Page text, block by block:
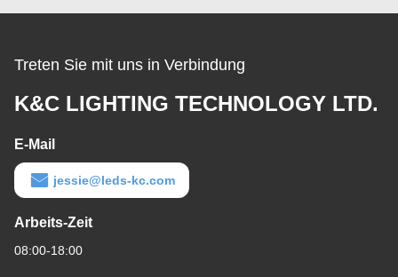
Treten Sie mit uns in Verbindung
K&C LIGHTING TECHNOLOGY LTD.
E-Mail
jessie@leds-kc.com
Arbeits-Zeit
08:00-18:00